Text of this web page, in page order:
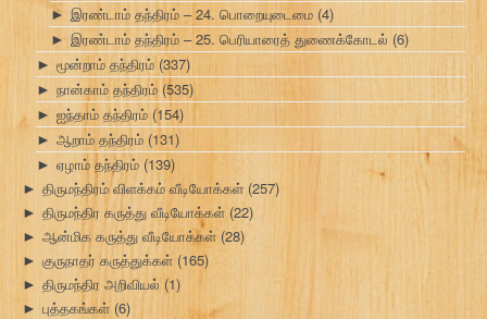
► இரண்டாம் தந்திரம் – 24. பொறையுடைமை (4)
► இரண்டாம் தந்திரம் – 25. பெரியாரைத் துணைக்கோடல் (6)
► மூன்றாம் தந்திரம்(337)
► நான்காம் தந்திரம் (535)
► ஐந்தாம் தந்திரம் (154)
► ஆறாம் தந்திரம் (131)
► ஏழாம் தந்திரம் (139)
► திருமந்திரம் விளக்கம் வீடியோக்கள் (257)
► திருமந்திர கருத்து வீடியோக்கள் (22)
► ஆன்மிக கருத்து வீடியோக்கள் (28)
► குருநாதர் கருத்துக்கள் (165)
► திருமந்திர அறிவியல் (1)
► புத்தகங்கள் (6)